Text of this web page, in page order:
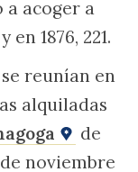
a acoger a
1876, 221.
reunían en
alquiladas
de
noviembre